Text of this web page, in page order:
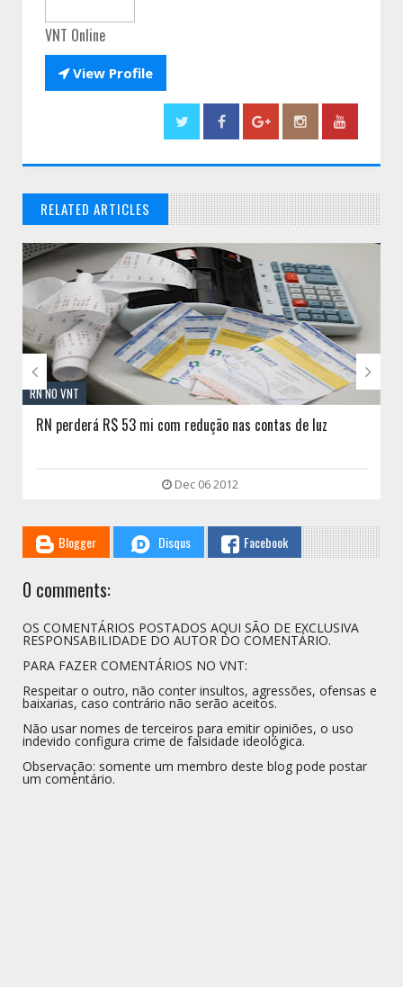
VNT Online
View Profile
RELATED ARTICLES
// THATS WHAT YOU MIGHT BE LOOKING FOR
nas contas de luz
NATAL
Polícia do RN faz operação para
 
Blogger Disqus Facebook
0 comments:
OS COMENTÁRIOS POSTADOS AQUI SÃO DE EXCLUSIVA
RESPONSABILIDADE DO AUTOR DO COMENTÁRIO.
PARA FAZER COMENTÁRIOS NO VNT:
Respeitar o outro, não conter insultos, agressões, ofensas e
baixarias, caso contrário não serão aceitos.
Não usar nomes de terceiros para emitir opiniões, o uso
indevido configura crime de falsidade ideológica.
Observação: somente um membro deste blog pode postar
um comentário.